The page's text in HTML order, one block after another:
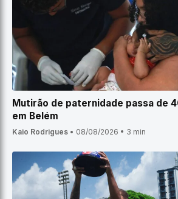
Mutirão de paternidade passa de
em Belém
Kaio Rodrigues • 08/08/2026 • 3 min